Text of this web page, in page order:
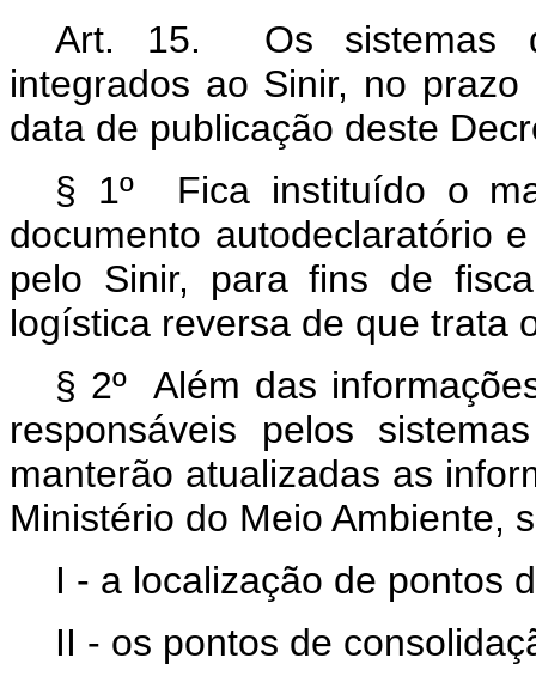
Art. 15. Os sistemas
integrados ao Sinir, no
data de publicação deste
§ 1º Fica instituído o
documento autodeclaratório
pelo Sinir, para fins de
logística reversa de que trata
§ 2º Além das
responsáveis pelos
manterão atualizadas as
Ministério do Meio Ambiente,
I - a localização de pontos
II - os pontos de